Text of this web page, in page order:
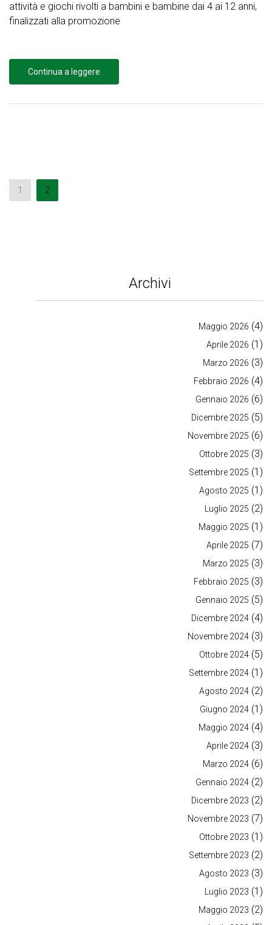
attività e giochi rivolti a bambini e bambine dai 4 ai 12 anni,
finalizzati alla promozione
Continua a leggere
1 2
Archivi
Maggio 2026 (4)
Aprile 2026 (1)
Marzo 2026 (3)
Febbraio 2026 (4)
Gennaio 2026 (6)
Dicembre 2025 (5)
Novembre 2025 (6)
Ottobre 2025 (3)
Settembre 2025 (1)
Agosto 2025 (1)
Luglio 2025 (2)
Maggio 2025 (1)
Aprile 2025 (7)
Marzo 2025 (3)
Febbraio 2025 (3)
Gennaio 2025 (5)
Dicembre 2024 (4)
Novembre 2024 (3)
Ottobre 2024 (5)
Settembre 2024 (1)
Agosto 2024 (2)
Giugno 2024 (1)
Maggio 2024 (4)
Aprile 2024 (3)
Marzo 2024 (6)
Gennaio 2024 (2)
Dicembre 2023 (2)
Novembre 2023 (7)
Ottobre 2023 (1)
Settembre 2023 (2)
Agosto 2023 (3)
Luglio 2023 (1)
Maggio 2023 (2)